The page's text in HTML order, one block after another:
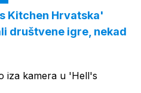
Kitchen Hrvatska'
društvene igre, nekad
iza kamera u 'Hell's